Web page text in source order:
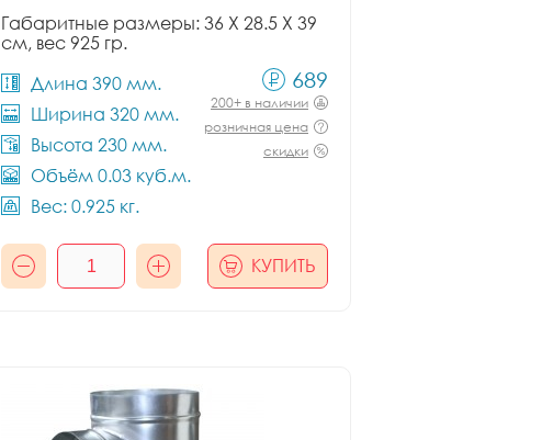
Габаритные размеры: 36 X 28.5 X 39
см, вес 925 гр.
Длина 390 мм.
Ширина 320 мм.
Высота 230 мм.
Объём 0.03 куб.м.
Вес: 0.925 кг.
689
200+ в наличии
розничная цена
скидки
КУПИТЬ